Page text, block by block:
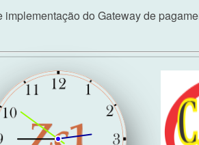
implementação do Gateway de